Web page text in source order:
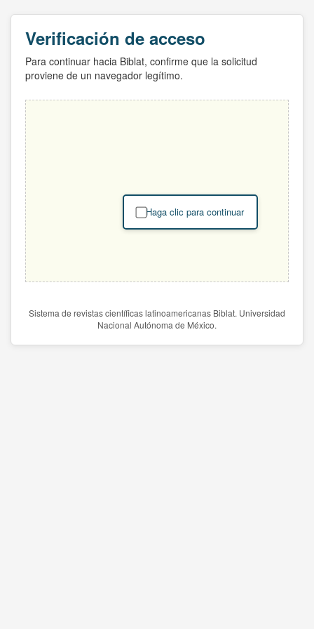
Verificación de acceso
Para continuar hacia Biblat, confirme que la solicitud
proviene de un navegador legítimo.
Haga clic para continuar
Sistema de revistas científicas latinoamericanas Biblat. Universidad
Nacional Autónoma de México.